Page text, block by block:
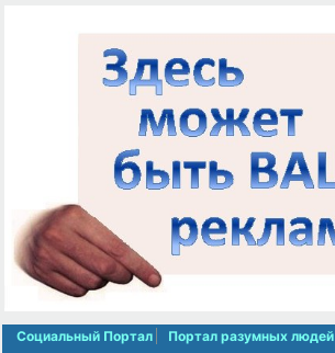
Социальный Портал Портал разумных людей